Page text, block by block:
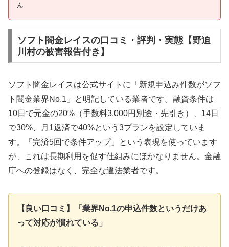
ん
ソフト闇金レイスの口コミ・評判・実態【野迫
川村の被害報告付き】
ソフト闇金レイスは公式サイトに「新規申込み件数がソフ
ト闇金業界No.1」と明記している業者です。融資条件は
10日で元金の20%（手数料3,000円別途・先引き）、14日
で30%、月1返済で40%という3プランを設定していま
す。「完済5回で条件アップ」という表現を使っています
が、これは長期利用を促す仕組みにほかなりません。金融
庁への登録はなく、完全な違法業者です。
【良い口コミ】「業界No.1の申込件数というだけあ
って対応が慣れている」